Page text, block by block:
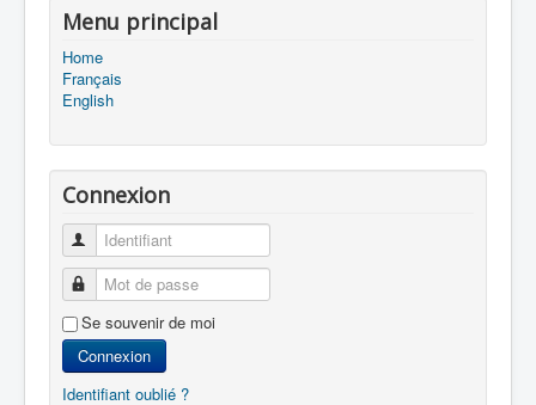
Menu principal
Home
Français
English
Connexion
Identifiant
Mot de passe
Se souvenir de moi
Connexion
Identifiant oublié ?